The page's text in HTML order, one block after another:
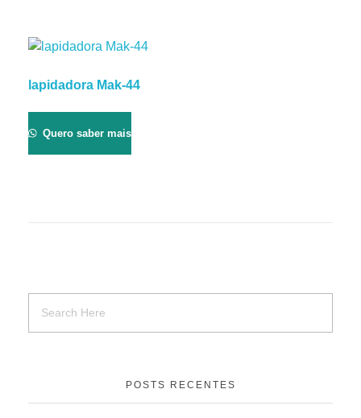
lapidadora Mak-44
Quero saber mais
POSTS RECENTES